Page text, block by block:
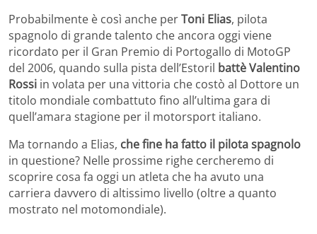
Probabilmente è così anche perToni Elias, pilota
spagnolo di grande talento che ancora oggi viene
ricordato per il Gran Premio di Portogallo di MotoGP
del 2006, quando sulla pista dell’Estoril battè Valentino
Rossi in volata per una vittoria che costò al Dottore un
titolo mondiale combattuto fino all’ultima gara di
quell’amara stagione per il motorsport italiano.
Ma tornando a Elias, che fine ha fatto il pilota spagnolo
in questione? Nelle prossime righe cercheremo di
scoprire cosa fa oggi un atleta che ha avuto una
carriera davvero di altissimo livello (oltre a quanto
mostrato nel motomondiale).